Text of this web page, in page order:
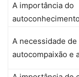
A importância do
autoconhecimento
A necessidade de
autocompaixão e